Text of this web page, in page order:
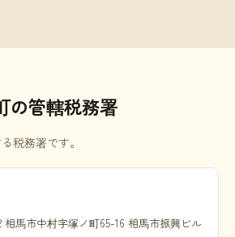
の管轄税務署
税務署です。
相馬市中村字塚ノ町65-16 相馬市振興ビル